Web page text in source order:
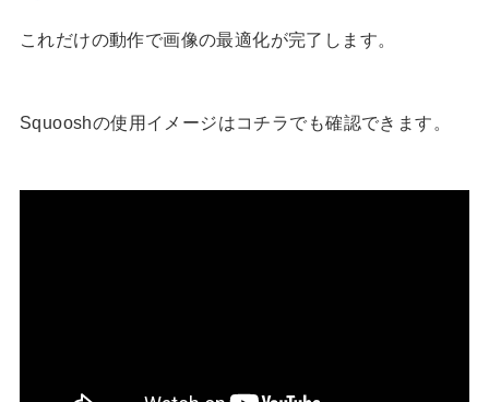
これだけの動作で画像の最適化が完了します。
Squooshの使用イメージはコチラでも確認できます。